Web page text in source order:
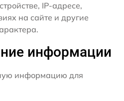
IP-адресе,
на сайте и другие
информации
информацию для